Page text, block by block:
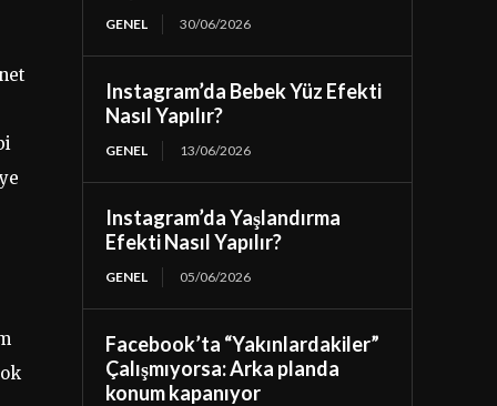
GENEL 30/06/2026
Instagram’da Bebek Yüz Efekti
Nasıl Yapılır?
GENEL 13/06/2026
Instagram’da Yaşlandırma
Efekti Nasıl Yapılır?
GENEL 05/06/2026
Facebook’ta “Yakınlardakiler”
Çalışmıyorsa: Arka planda
konum kapanıyor